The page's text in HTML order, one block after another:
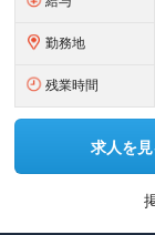
勤務地
残業時間
求人を見